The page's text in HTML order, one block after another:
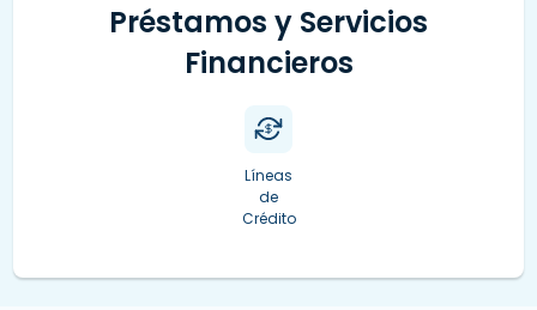
Préstamos y Servicios
Financieros
Líneas
de
Crédito